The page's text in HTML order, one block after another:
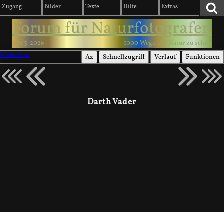
Zugang Bilder Texte Hilfe Extras
Forum für Naturfotografen
2003-2026
1000 Wege, die Natur zu sehen
Wirbellose
Az Schnellzugriff Verlauf Funktionen
Darth Vader